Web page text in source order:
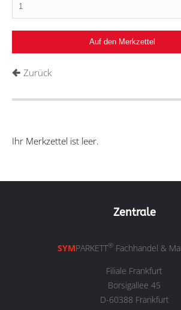
Zurück
Ihr Merkzettel ist leer.
Zentrale
SYMPARKETT®Fachhandel &
Filiale Frankfurt
Borsigallee 45
D-60388 Frankfurt